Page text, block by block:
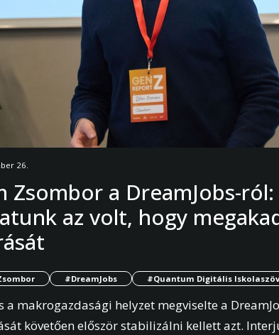
26.
Zsombor a DreamJobs-ról:
az volt, hogy
#DreamJobs #Quantum Digitális
a makrogazdasági helyzet megviselte a
követően először stabilizálni kellett azt.